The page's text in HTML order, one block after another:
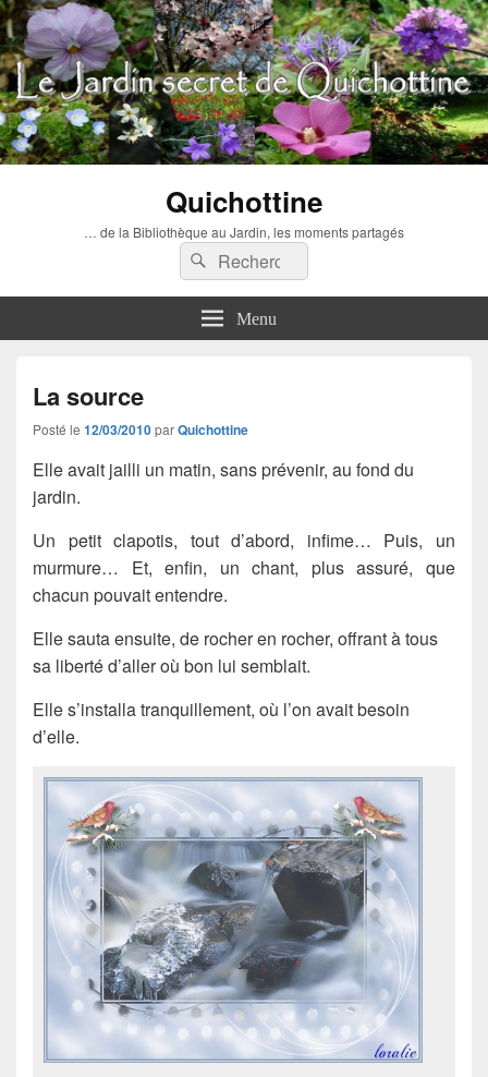
Quichottine
… de la Bibliothèque au Jardin, les moments partagés
Recherche :
Rechercher
Menu
La source
Posté le 12/03/2010parQuichottine
Elle avait jailli un matin, sans prévenir, au fond du
jardin.
Un petit clapotis, tout d’abord, infime… Puis, un
murmure… Et, enfin, un chant, plus assuré, que
chacun pouvait entendre.
Elle sauta ensuite, de rocher en rocher, offrant à tous
sa liberté d’aller où bon lui semblait.
Elle s’installa tranquillement, où l’on avait besoin
d’elle.